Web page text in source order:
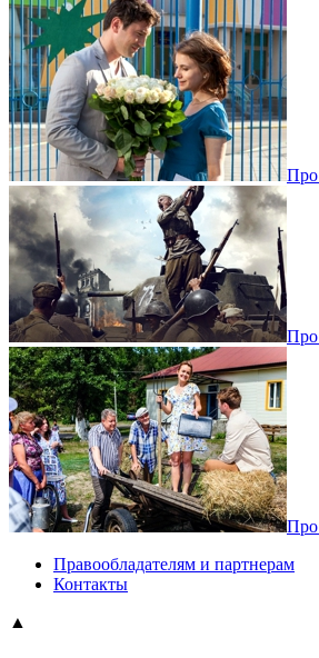
Про
Правообладателям и партнерам
Контакты
▲